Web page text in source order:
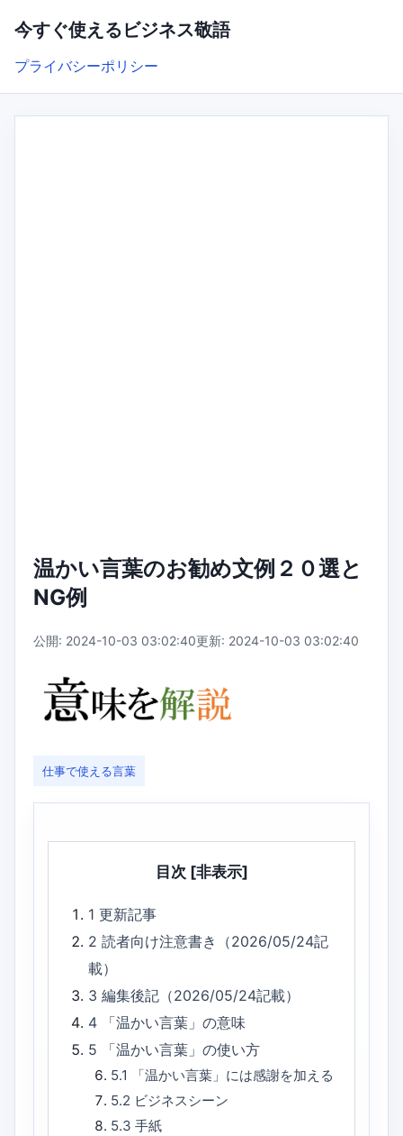
今すぐ使えるビジネス敬語
プライバシーポリシー
温かい言葉のお勧め文例２０選と
NG例
公開: 2024-10-03 03:02:40更新: 2024-10-03 03:02:40
仕事で使える言葉
目次 [非表示]
1更新記事
2読者向け注意書き（2026/05/24記
載）
3編集後記（2026/05/24記載）
4
「温かい言葉」の意味
5
「温かい言葉」の使い方
5.1
「温かい言葉」には感謝を加える
5.2 ビジネスシーン
5.3 手紙